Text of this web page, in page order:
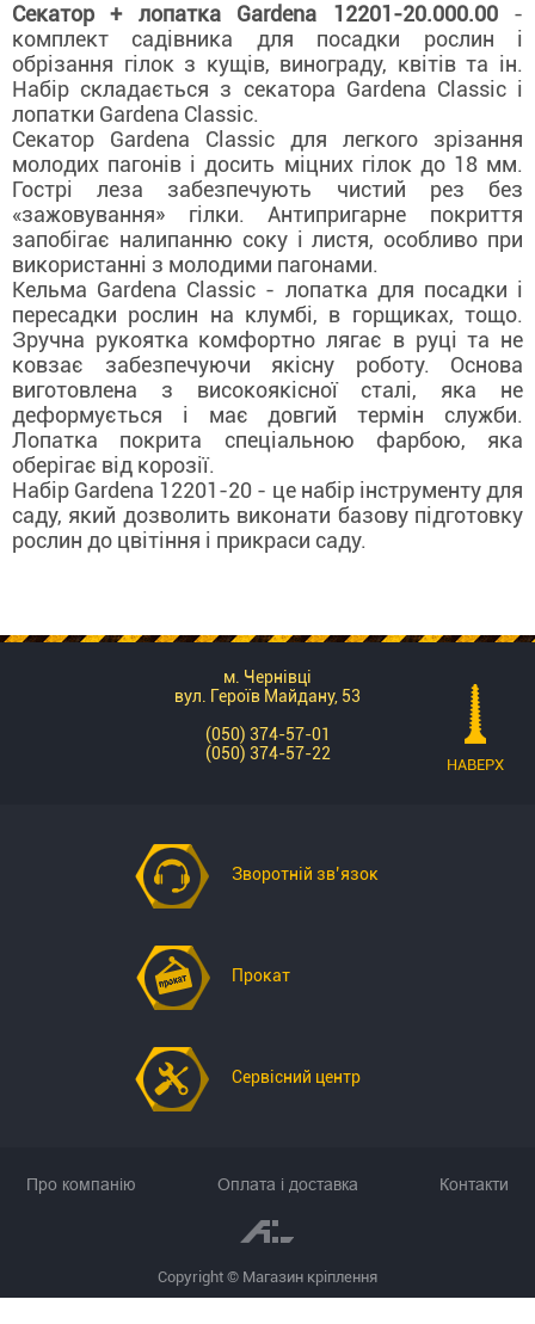
Секатор + лопатка Gardena 12201-20.000.00-
комплект садівника для посадки рослин і
обрізання гілок з кущів, винограду, квітів та ін.
Набір складається з секатора Gardena Classic і
лопатки Gardena Classic.
Секатор Gardena Classic для легкого зрізання
молодих пагонів і досить міцних гілок до 18 мм.
Гострі леза забезпечують чистий рез без
«зажовування» гілки. Антипригарне покриття
запобігає налипанню соку і листя, особливо при
використанні з молодими пагонами.
Кельма Gardena Classic - лопатка для посадки і
пересадки рослин на клумбі, в горщиках, тощо.
Зручна рукоятка комфортно лягає в руці та не
ковзає забезпечуючи якісну роботу. Основа
виготовлена з високоякісної сталі, яка не
деформується і має довгий термін служби.
Лопатка покрита спеціальною фарбою, яка
оберігає від корозії.
Набір Gardena 12201-20 - це набір інструменту для
саду, який дозволить виконати базову підготовку
рослин до цвітіння і прикраси саду.
м. Чернівці
вул. Героїв Майдану, 53
(050) 374-57-01
(050) 374-57-22
Зворотній зв’язок
Прокат
Сервісний центр
НАВЕРХ
Copyright © Магазин кріплення
Про компанію Оплата і доставка Контакти